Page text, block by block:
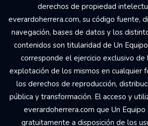
Your Add Here !!
© 2017 Un Equipo Adelante, San
Comercial Udesa Sport. Todos los